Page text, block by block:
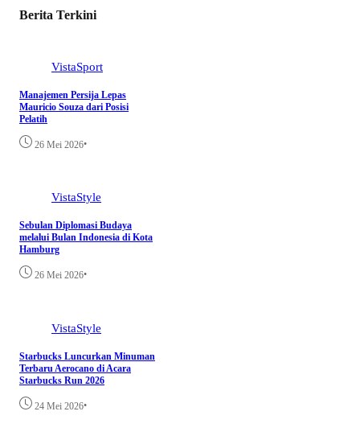
Berita Terkini
VistaSport
Manajemen Persija Lepas
Mauricio Souza dari Posisi
Pelatih
26 Mei 2026•
VistaStyle
Sebulan Diplomasi Budaya
melalui Bulan Indonesia di Kota
Hamburg
26 Mei 2026•
VistaStyle
Starbucks Luncurkan Minuman
Terbaru Aerocano di Acara
Starbucks Run 2026
24 Mei 2026•